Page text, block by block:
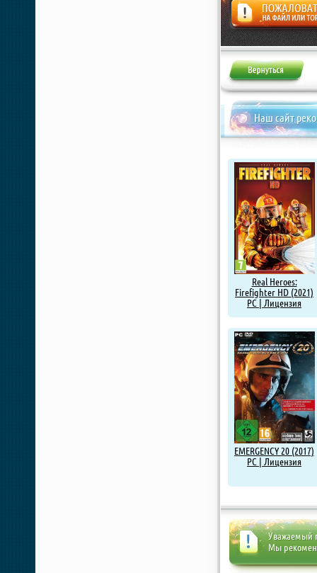
Жалоба
Наш сайт
Real Heroes:
Firefighter HD (2021)
PC | Лицензия
EMERGENCY 20 (2017)
PC | Лицензия
Уважаемый
Мы